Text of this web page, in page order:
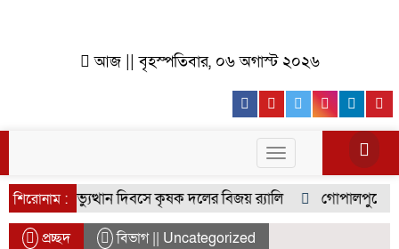
আজ || বৃহস্পতিবার, ০৬ অগাস্ট ২০২৬
Facebook
YoutubeTwitter
Toggle
navigation
শিরোনাম :
গণঅভ্যুত্থান দিবসে কৃষক দলের বিজয় র‍্যালি গোপালপুরের
প্রচ্ছদ বিভাগ || Uncategorized